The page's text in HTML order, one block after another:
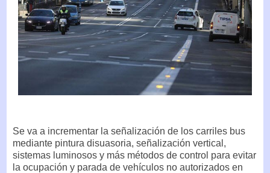
Se va a incrementar la señalización de los carriles bus
mediante pintura disuasoria, señalización vertical,
sistemas luminosos y más métodos de control para evitar
la ocupación y parada de vehículos no autorizados en